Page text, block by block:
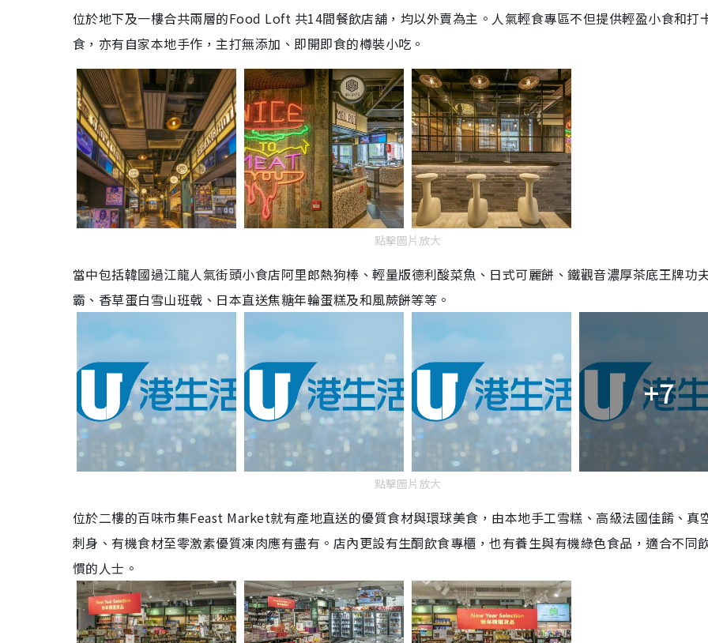
位於地下及一樓合共兩層的Food Loft 共14間餐飲店舖，均以外賣為主。人氣輕食專區不但提供輕盈小食和打
食，亦有自家本地手作，主打無添加、即開即食的樽裝小吃 。
點擊圖片放大
當中包括韓國過江龍人氣街頭小食店阿里郎熱狗棒、輕量版德利酸菜魚、日式可麗餅、鐵觀音濃厚茶底王牌功
霸 、香草蛋白雪山班戟、日本直送焦糖年輪蛋糕及和風蕨餅等等。
+7
點擊圖片放大
位於二樓的百味市集Feast Market就有產地直送的優質食材與環球美食 ， 由本地手工雪糕、 高級法國佳餚、真
刺身、有機食材至零激素優質凍肉應有盡有。店內更設有生酮飲食專櫃，也有養生與有機綠色食品，適合不同
慣的人士。